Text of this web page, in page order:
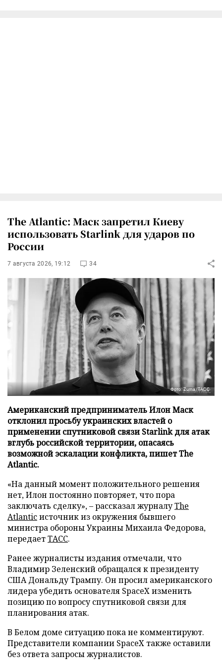
The Atlantic: Маск запретил Киеву
использовать Starlink для ударов по
России
7 августа 2026, 19:12 34
Фото: Zuma/ТАСС
Американский предприниматель Илон Маск
отклонил просьбу украинских властей о
применении спутниковой связи Starlink для атак
вглубь российской территории, опасаясь
возможной эскалации конфликта, пишет The
Atlantic.
«На данный момент положительного решения
нет, Илон постоянно повторяет, что пора
заключать сделку», – рассказал журналуThe
Atlanticисточник из окружения бывшего
министра обороны Украины Михаила Федорова,
передаетТАСС.
Ранее журналисты издания отмечали, что
Владимир Зеленский обращался к президенту
США Дональду Трампу. Он просил американского
лидера убедить основателя SpaceX изменить
позицию по вопросу спутниковой связи для
планирования атак.
В Белом доме ситуацию пока не комментируют.
Представители компании SpaceX также оставили
без ответа запросы журналистов.